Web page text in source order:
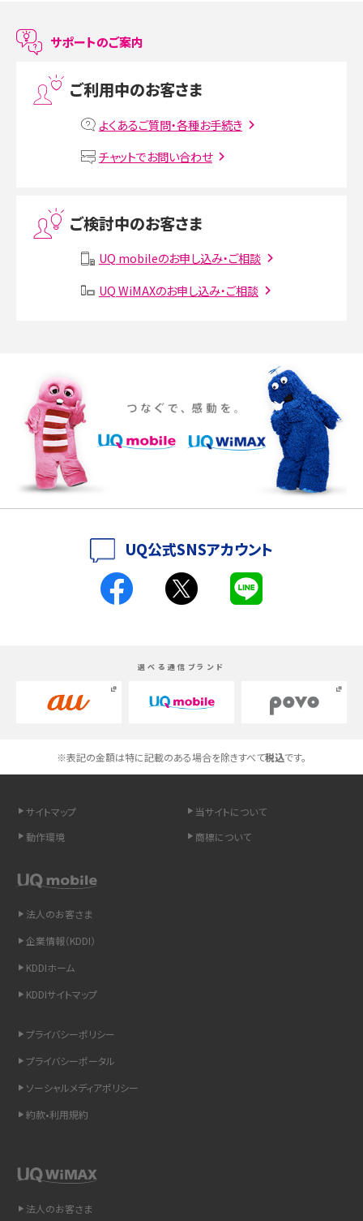
LINEで友だちを削除する方法は？方法ごとの影響や復活・復元する方法も解説
プリペイドSIMとは？種類やメリット・デメリット、利用までの流れを解説
VPN接続とは？仕組みや必要性、メリット・デメリット、接続方法を解説
Instagram（インスタグラム）でスクショするとバレる？バレるケースや撮り方も解
SMSとは？料金やできること、注意点や届かない時の対処法を解説
iPhone 16eとiPhone SE（第3世代）の違いは？サイズやスペックを比較して解説
iPhone 16eとiPhone 14を徹底比較！スペック・機能の違いをわかりやすく紹介
iPhone 16シリーズのモデルを比較！価格・サイズ・カメラ性能の違いを徹底解説
iPhone 16とiPhone 15の違いは？カメラ・スペック・機能を徹底比較
スマホが高い理由は？購入費用を抑える方法や端末を選ぶ時の注意点を解説！
高校生にスマホ制限は必要？所持率やメリット・デメリットを詳しく紹介
スマホのネット通信速度が遅い原因は？すぐできる対処法や見直すポイントを解
iCloudの使用容量を減らす9つの方法！使用状況の確認手順も紹介
インスタのDMの送り方は？便利機能の使い方や注意点をわかりやすく解説
Bluetooth®とは？Wi-Fiとの違いやスマホ・PCとの接続方法を解説
詳しく解説
サポートのご案内
ご利用中のお客さま
よくあるご質問・各種お手続き
チャットでお問い合わせ
ご検討中のお客さま
UQ mobileのお申し込み・ご相談
UQ WiMAXのお申し込み・ご相談
UQ公式SNSアカウント
選べる通信ブランド
※表記の金額は特に記載のある場合を除きすべて税込です。
サイトマップ
当サイトについて
動作環境
商標について
法人のお客さま
企業情報（KDDI）
KDDIホーム
KDDIサイトマップ
プライバシーポリシー
プライバシーポータル
ソーシャルメディアポリシー
約款•利用規約
法人のお客さま